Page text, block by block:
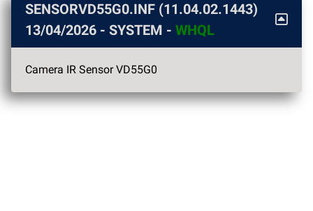
SENSORVD55G0.INF (11.04.02.1443)
13/04/2026 - SYSTEM - WHQL
Camera IR Sensor VD55G0